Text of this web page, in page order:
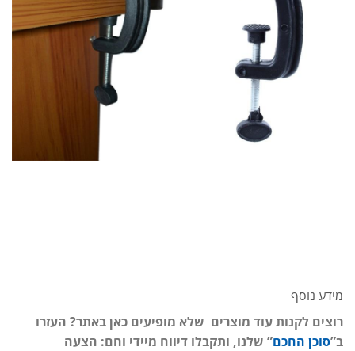
מידע נוסף
רוצים לקנות עוד מוצרים שלא מופיעים כאן באתר? העזרו
ב”סוכן החכם” שלנו, ותקבלו דיווח מיידי וחם: הצעה